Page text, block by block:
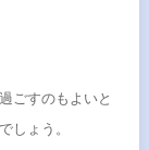
ごすのもよいと
しょう。